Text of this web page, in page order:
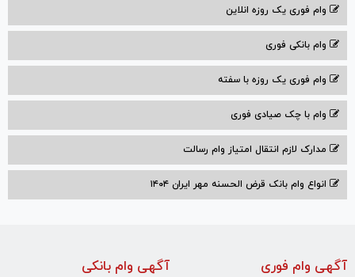
وام فوری یک روزه انلاین
وام بانکی فوری
وام فوری یک روزه با سفته
وام با‌ چک صیادی‌ فوری
مدارک لازم انتقال امتیاز وام رسالت
انواع وام بانک قرض الحسنه مهر ایران ۱۴۰۴
آگهی وام بانکی آگهی وام فوری